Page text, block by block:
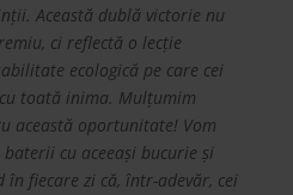
Această dublă victorie nu
ci reflectă o lecție
ecologică pe care cei
toată inima. Mulțumim
această oportunitate! Vom
cu aceeași bucurie și
în fiecare zi că, într-adevăr, cei